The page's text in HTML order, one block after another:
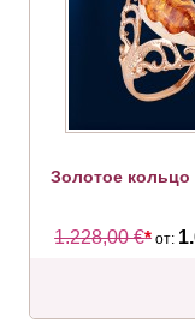
Золотое кольцо
1.228,00 €*от: